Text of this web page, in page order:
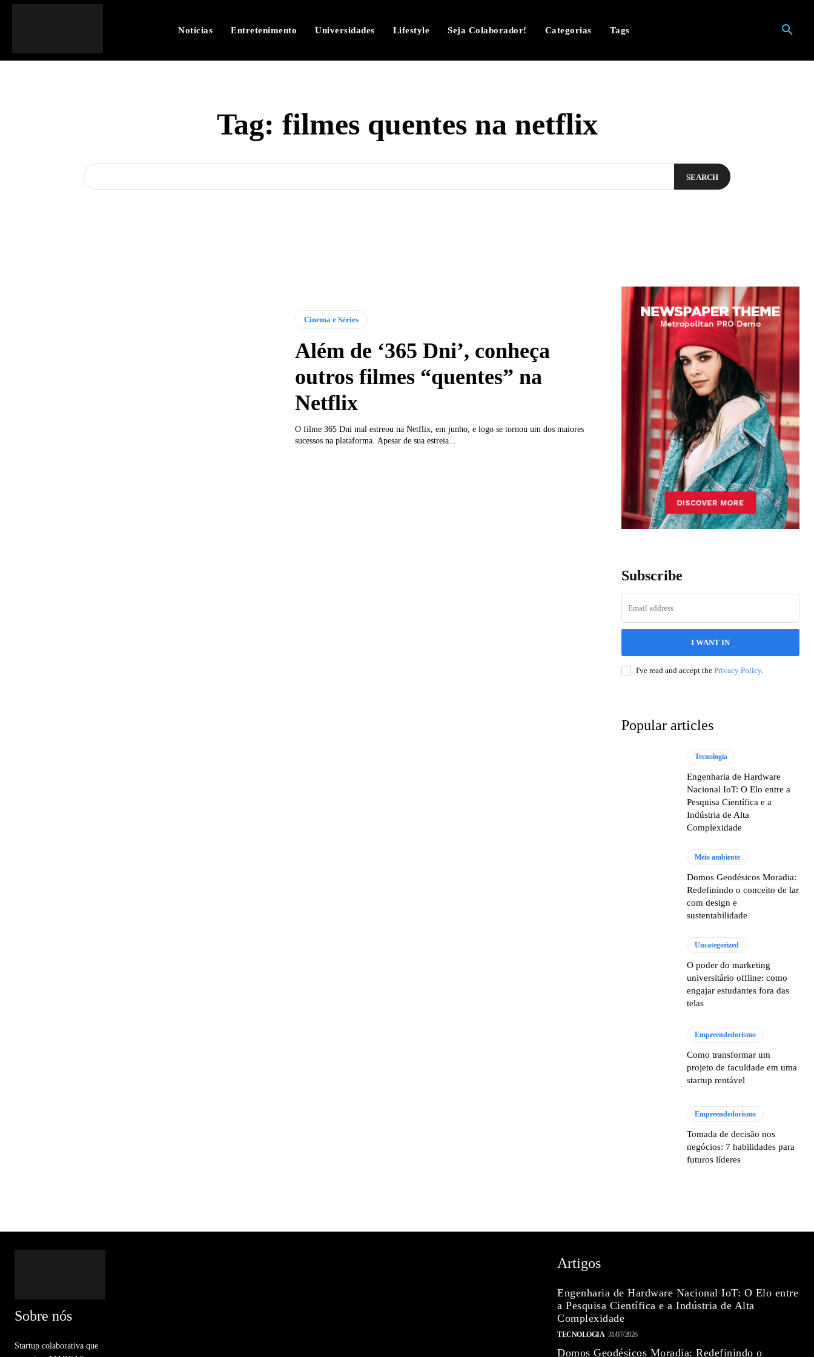
Notícias Entretenimento Universidades Lifestyle Seja Colaborador! Categorias Tags
Tag: filmes quentes na netflix
SEARCH
Cinema e Séries
Além de ‘365 Dni’, conheça
outros filmes “quentes” na
Netflix
O filme 365 Dni mal estreou na Netflix, em junho, e logo se tornou um dos maiores
sucessos na plataforma. Apesar de sua estreia...
Subscribe
I WANT IN
I've read and accept the Privacy Policy.
Popular articles
Tecnologia
Engenharia de Hardware
Nacional IoT: O Elo entre a
Pesquisa Científica e a
Indústria de Alta
Complexidade
Meio ambiente
Domos Geodésicos Moradia:
Redefinindo o conceito de lar
com design e
sustentabilidade
Uncategorized
O poder do marketing
universitário offline: como
engajar estudantes fora das
telas
Empreendedorismo
Como transformar um
projeto de faculdade em uma
startup rentável
Empreendedorismo
Tomada de decisão nos
negócios: 7 habilidades para
futuros líderes
Sobre nós
Startup colaborativa que
Artigos
Engenharia de Hardware Nacional IoT: O Elo entre
a Pesquisa Científica e a Indústria de Alta
Complexidade
TECNOLOGIA 31/07/2026
Domos Geodésicos Moradia: Redefinindo o